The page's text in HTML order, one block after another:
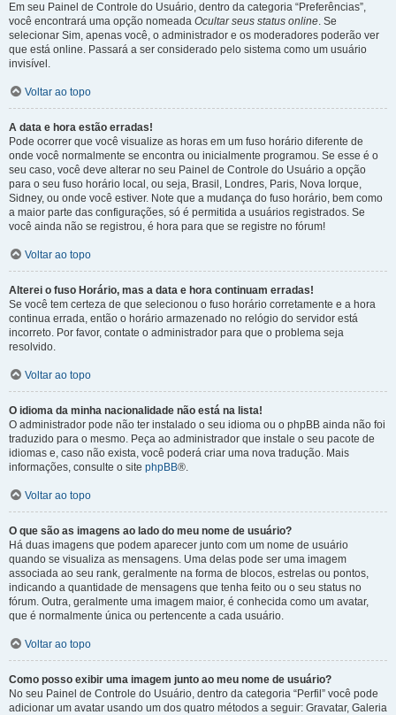
Em seu Painel de Controle do Usuário, dentro da categoria “Preferências”,
você encontrará uma opção nomeada Ocultar seus status online. Se
selecionar Sim, apenas você, o administrador e os moderadores poderão ver
que está online. Passará a ser considerado pelo sistema como um usuário
invisível.
Voltar ao topo
A data e hora estão erradas!
Pode ocorrer que você visualize as horas em um fuso horário diferente de
onde você normalmente se encontra ou inicialmente programou. Se esse é o
seu caso, você deve alterar no seu Painel de Controle do Usuário a opção
para o seu fuso horário local, ou seja, Brasil, Londres, Paris, Nova Iorque,
Sidney, ou onde você estiver. Note que a mudança do fuso horário, bem como
a maior parte das configurações, só é permitida a usuários registrados. Se
você ainda não se registrou, é hora para que se registre no fórum!
Voltar ao topo
Alterei o fuso Horário, mas a data e hora continuam erradas!
Se você tem certeza de que selecionou o fuso horário corretamente e a hora
continua errada, então o horário armazenado no relógio do servidor está
incorreto. Por favor, contate o administrador para que o problema seja
resolvido.
Voltar ao topo
O idioma da minha nacionalidade não está na lista!
O administrador pode não ter instalado o seu idioma ou o phpBB ainda não foi
traduzido para o mesmo. Peça ao administrador que instale o seu pacote de
idiomas e, caso não exista, você poderá criar uma nova tradução. Mais
informações, consulte o site phpBB®.
Voltar ao topo
O que são as imagens ao lado do meu nome de usuário?
Há duas imagens que podem aparecer junto com um nome de usuário
quando se visualiza as mensagens. Uma delas pode ser uma imagem
associada ao seu rank, geralmente na forma de blocos, estrelas ou pontos,
indicando a quantidade de mensagens que tenha feito ou o seu status no
fórum. Outra, geralmente uma imagem maior, é conhecida como um avatar,
que é normalmente única ou pertencente a cada usuário.
Voltar ao topo
Como posso exibir uma imagem junto ao meu nome de usuário?
No seu Painel de Controle do Usuário, dentro da categoria “Perfil” você pode
adicionar um avatar usando um dos quatro métodos a seguir: Gravatar, Galeria